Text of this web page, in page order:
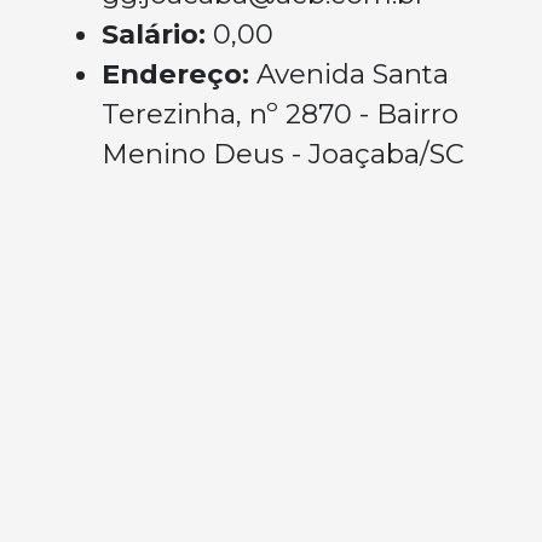
Salário: 0,00
Endereço: Avenida Santa
Terezinha, nº 2870 - Bairro
Menino Deus - Joaçaba/SC